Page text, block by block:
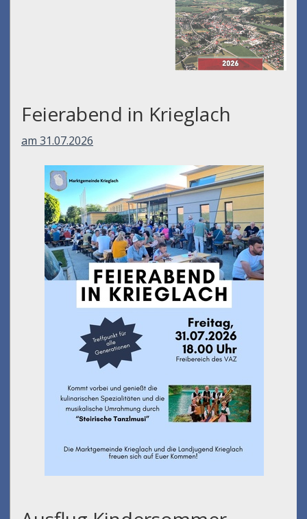
Feierabend in Krieglach
am 31.07.2026